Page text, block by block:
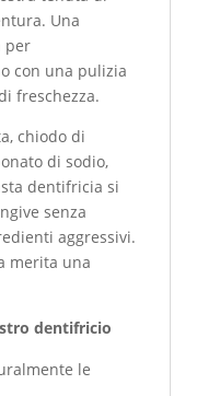
Una
per
con una pulizia
freschezza.
chiodo di
di sodio,
dentifricia si
senza
aggressivi.
merita una
dentifricio
le